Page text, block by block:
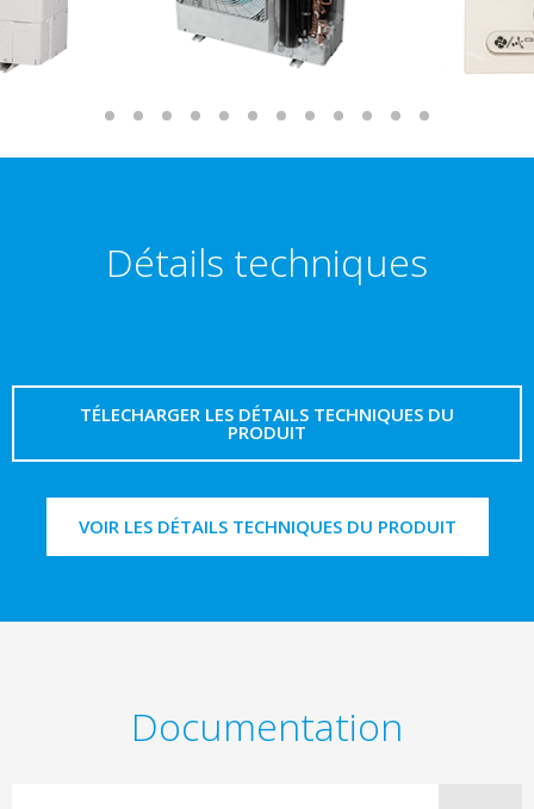
Détails techniques
TÉLECHARGER LES DÉTAILS TECHNIQUES DU
PRODUIT
VOIR LES DÉTAILS TECHNIQUES DU PRODUIT
Documentation